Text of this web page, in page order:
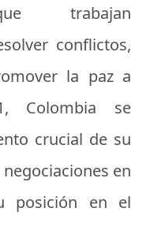
trabajan
conflictos,
la paz a
Colombia se
crucial de su
en
posición en el